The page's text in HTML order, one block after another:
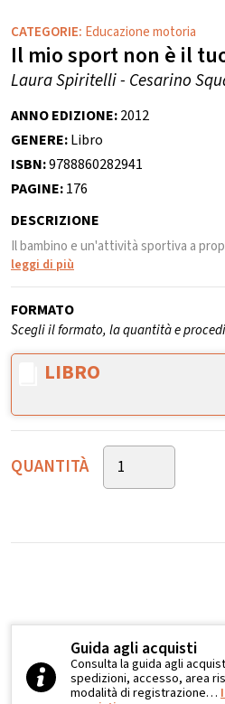
CATEGORIE: Educazione motoria
Il mio sport non è il
Laura Spiritelli - Cesarino
ANNO EDIZIONE:2012
GENERE:Libro
ISBN:9788860282941
PAGINE:176
DESCRIZIONE
Il bambino e un'attività sportiva a
leggi di più
FORMATO
Scegli il formato, la quantità e
LIBRO
QUANTITÀ
Guida agli acquisti
Consulta la guida agli
spedizioni, accesso, area
modalità di registrazione…